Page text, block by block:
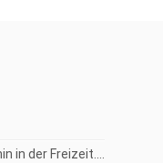
in der Freizeit....